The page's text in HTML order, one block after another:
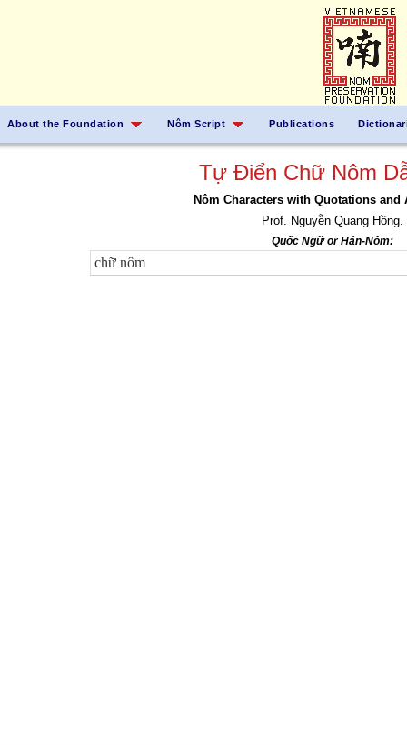
About the Foundation Nôm Script Publications
Tự Điển Chữ Nôm
Nôm Characters with Quotations and
Prof. Nguyễn Quang Hồng.
Quốc Ngữ or Hán-Nôm: